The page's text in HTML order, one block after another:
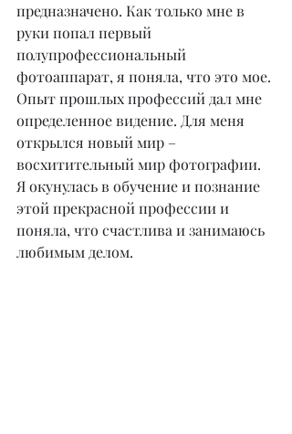
предназначено. Как только мне в
руки попал первый
полупрофессиональный
фотоаппарат, я поняла, что это мое.
Опыт прошлых профессий дал мне
определенное видение. Для меня
открылся новый мир –
восхитительный мир фотографии.
Я окунулась в обучение и познание
этой прекрасной профессии и
поняла, что счастлива и занимаюсь
любимым делом.